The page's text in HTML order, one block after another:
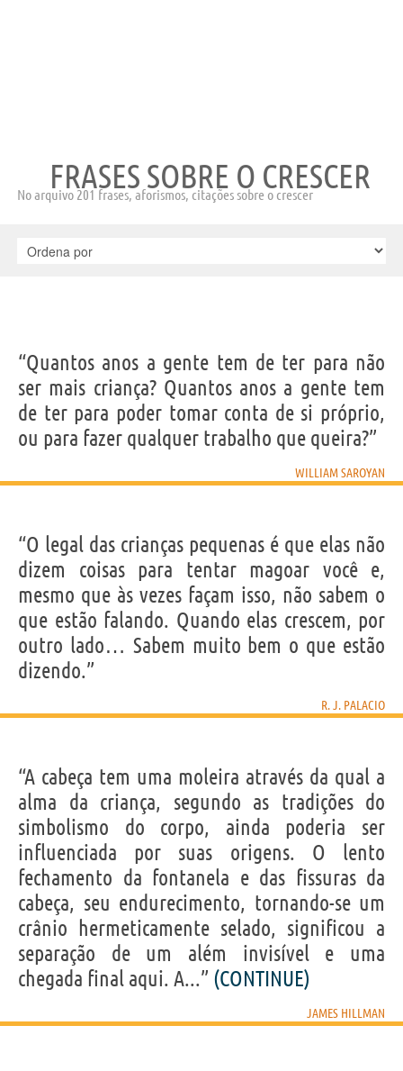
FRASES SOBRE O CRESCER
No arquivo 201 frases, aforismos, citações sobre o crescer
“Quantos anos a gente tem de ter para não
ser mais criança? Quantos anos a gente tem
de ter para poder tomar conta de si próprio,
ou para fazer qualquer trabalho que queira?”
WILLIAM SAROYAN
“O legal das crianças pequenas é que elas não
dizem coisas para tentar magoar você e,
mesmo que às vezes façam isso, não sabem o
que estão falando. Quando elas crescem, por
outro lado… Sabem muito bem o que estão
dizendo.”
R. J. PALACIO
“A cabeça tem uma moleira através da qual a
alma da criança, segundo as tradições do
simbolismo do corpo, ainda poderia ser
influenciada por suas origens. O lento
fechamento da fontanela e das fissuras da
cabeça, seu endurecimento, tornando-se um
crânio hermeticamente selado, significou a
separação de um além invisível e uma
chegada final aqui. A...” (CONTINUE)
JAMES HILLMAN